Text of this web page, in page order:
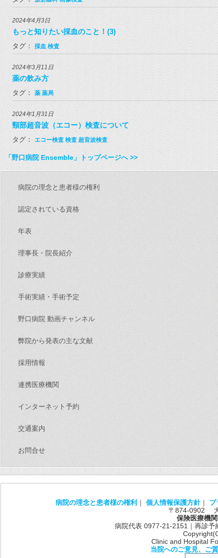
2024年4月3日
もっと知りたい採血のこと！(3)
タグ： 採血 検査
2024年3月11日
薬の飲み方
タグ： 薬 薬局
2024年1月31日
頸部超音波（エコー）検査について
タグ： エコー検査 検査 超音波検査
「野口病院 Ensemble」トップページへ >>
病院の理念と患者様の権利
認定されている資格
年表
理事長・院長紹介
診療実績
手術実績・手術予定
野口病院 動画チャンネル
弊院から発表の主な文献
採用情報
連携医療機関
インターネット予約
交通案内
お問合せ
病院の理念と患者様の権利 ｜ 個人情報保護方針｜ プ
〒874-0902
保険医療機
病院代表 0977-21-2151｜再診
Clinic and Hospital
当院へのご意見、ご